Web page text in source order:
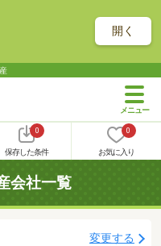
開く
0
保存した条件
0
お気に入り
会社一覧
変更する